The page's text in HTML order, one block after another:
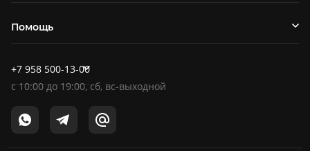
Помощь
+7 958 500-13-00
c10:00до19:00, сб, вс-выходной